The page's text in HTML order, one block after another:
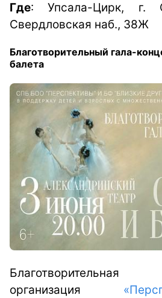
Где:
Упсала-Цирк, г.
Свердловская наб., 38Ж
Благотворительный гала-
балета
Благотворительная
организация